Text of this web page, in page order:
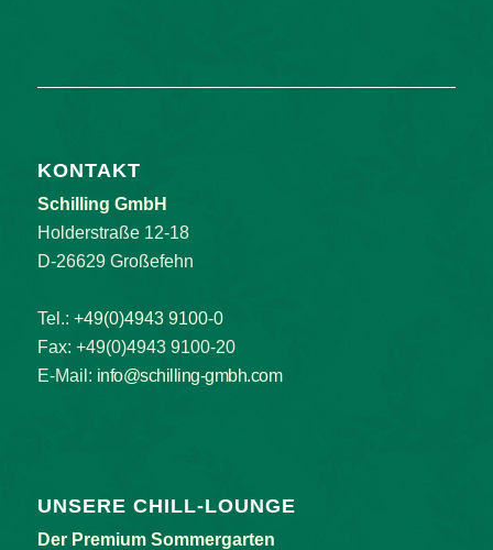
KONTAKT
Schilling GmbH
Holderstraße 12-18
D-26629 Großefehn
Tel.: +49(0)4943 9100-0
Fax: +49(0)4943 9100-20
E-Mail: info@schilling-gmbh.com
UNSERE CHILL-LOUNGE
Der Premium Sommergarten